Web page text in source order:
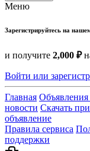
Меню
Зарегистрируйтесь на
и получите 2,000 ₽
Войти или
Главная Объявления
новости Скачать
объявление
Правила сервиса
поддержки